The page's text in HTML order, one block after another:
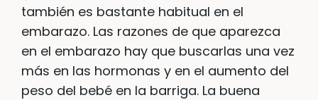
también es bastante habitual en el
embarazo. Las razones de que aparezca
en el embarazo hay que buscarlas una vez
más en las hormonas y en el aumento del
peso del bebé en la barriga. La buena